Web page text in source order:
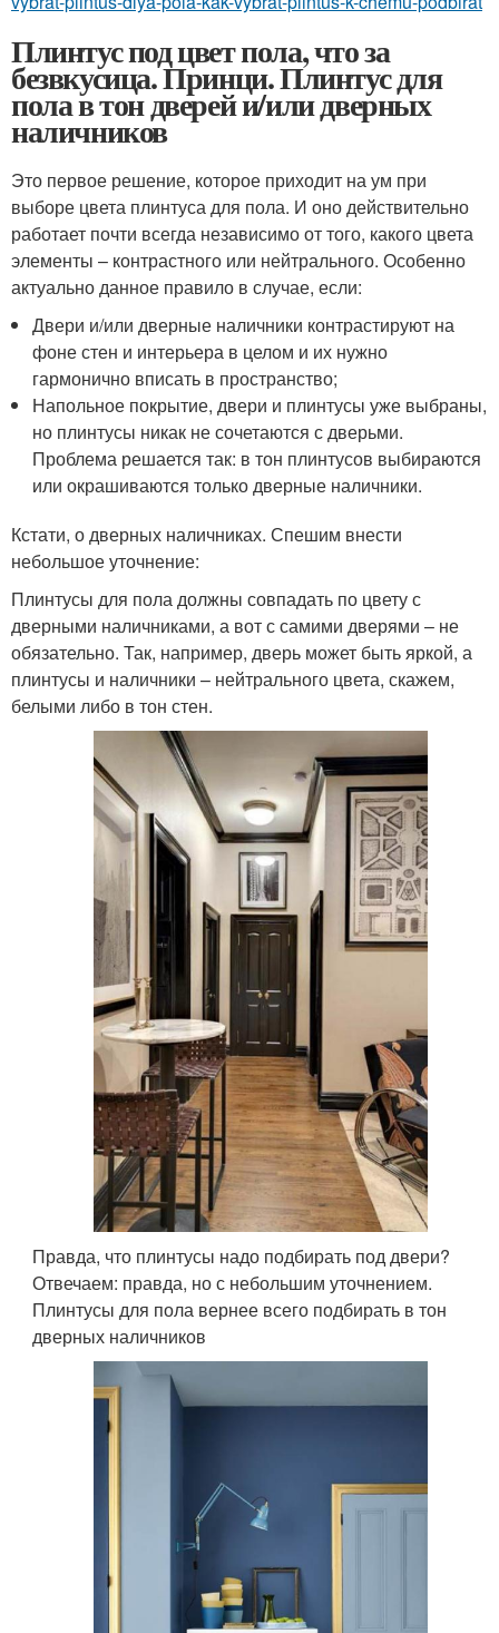
Плинтус под цвет пола, что за
безвкусица. Принци. Плинтус для
пола в тон дверей и/или дверных
наличников
Это первое решение, которое приходит на ум при
выборе цвета плинтуса для пола. И оно действительно
работает почти всегда независимо от того, какого цвета
элементы – контрастного или нейтрального. Особенно
актуально данное правило в случае, если:
Двери и/или дверные наличники контрастируют на
фоне стен и интерьера в целом и их нужно
гармонично вписать в пространство;
Напольное покрытие, двери и плинтусы уже выбраны,
но плинтусы никак не сочетаются с дверьми.
Проблема решается так: в тон плинтусов выбираются
или окрашиваются только дверные наличники.
Кстати, о дверных наличниках. Спешим внести
небольшое уточнение:
Плинтусы для пола должны совпадать по цвету с
дверными наличниками, а вот с самими дверями – не
обязательно. Так, например, дверь может быть яркой, а
плинтусы и наличники – нейтрального цвета, скажем,
белыми либо в тон стен.
Правда, что плинтусы надо подбирать под двери?
Отвечаем: правда, но с небольшим уточнением.
Плинтусы для пола вернее всего подбирать в тон
дверных наличников